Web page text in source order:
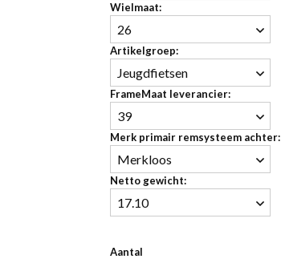
Wielmaat:
26
Artikelgroep:
Jeugdfietsen
FrameMaat leverancier:
39
Merk primair remsysteem achter:
Merkloos
Netto gewicht:
17.10
Aantal